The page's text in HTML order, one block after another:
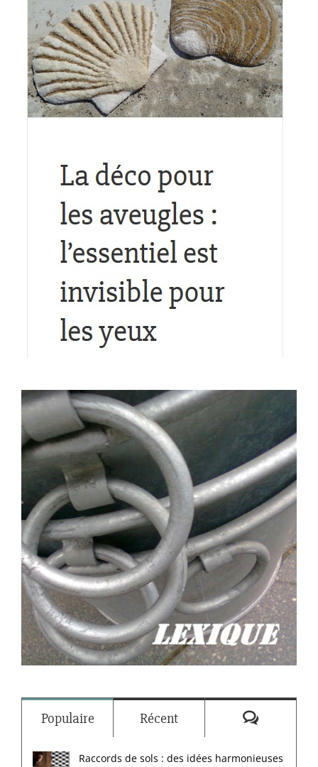
Populaire Récent
Raccords de sols : des idées harmonieuses